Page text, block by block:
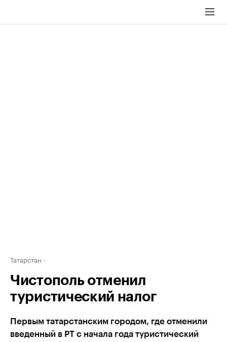
Татарстан
Чистополь отменил
туристический налог
Первым татарстанским городом, где отменили
введенный в РТ с начала года туристический